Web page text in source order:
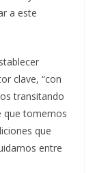
a este
clave, “con
transitando
que tomemos
que
entre